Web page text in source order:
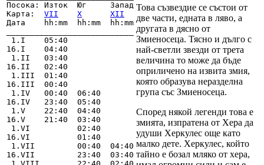
Посока: Изток  Юг     Запад
Карта: VII X
XII
Дата    hh:mm  hh:mm  hh:mm
1.I    05:40
16.I    04:40
1.II   03:40
16.II   02:40
1.III  01:40
16.III  00:40
1.IV   00:40  06:40
16.IV   23:40  05:40
1.V    22:40  04:40
16.V    21:40  03:40
1.VI          02:40
16.VI          01:40
1.VII         00:40  04:40
16.VII         23:40  03:40
Това съзвездие се състои от
две части, едната в ляво, а
другата в дясно от
Змиеносеца. Тясно и дълго с
най-светли звезди от трета
величина то може да бъде
оприличено на извита змия,
която образува неразделна
група със Змиеносеца.
Според някой легенди това е
змията, изпратена от Хера да
удуши Херкулес още като
малко дете. Херкулес, който
тайно е бозал мляко от хера,